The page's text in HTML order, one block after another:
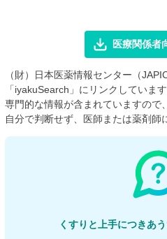
医療関係者
（財）日本医薬情報センター（
「iyakuSearch」にリンクしています
専門的な情報が含まれていますので
自分で判断せず、医師または薬剤師
くすりと上手につきあ